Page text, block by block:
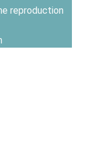
reproduction